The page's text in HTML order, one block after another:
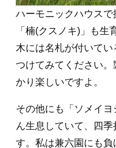
ハーモニックハウス
「楠(クスノキ)」も生
木には名札が付いて
つけてみてください
かり楽しいですよ。
その他にも「ソメイ
ん生息していて、四
す。私は兼六園にも負